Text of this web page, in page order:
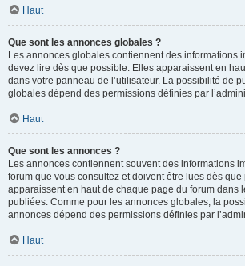
Haut
Que sont les annonces globales ?
Les annonces globales contiennent des informations
devez lire dès que possible. Elles apparaissent en
dans votre panneau de l’utilisateur. La possibilité de
globales dépend des permissions définies par
Haut
Que sont les annonces ?
Les annonces contiennent souvent des informations
forum que vous consultez et doivent être lues dès
apparaissent en haut de chaque page du forum dans
publiées. Comme pour les annonces globales, la
annonces dépend des permissions définies par
Haut